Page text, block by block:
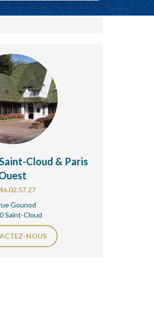
Cloud & Paris
Gounod
Saint-Cloud
NOUS